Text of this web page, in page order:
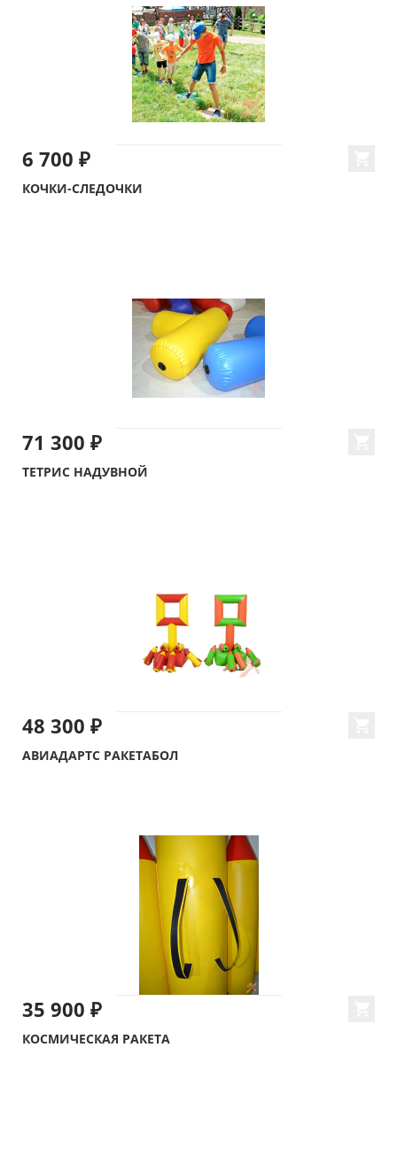
6 700 ₽
КОЧКИ-СЛЕДОЧКИ
71 300 ₽
ТЕТРИС НАДУВНОЙ
48 300 ₽
АВИАДАРТС РАКЕТАБОЛ
35 900 ₽
КОСМИЧЕСКАЯ РАКЕТА